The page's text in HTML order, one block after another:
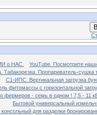
о НАС.
YouTube. Посмотрите
Пропариватель-сушка
C1-ИПС. Вертикальная загрузка
фитомассы с горизонтальной
фермеров - семь в одном ! 7,5 - 11
Бытовой универсальный
для разделки